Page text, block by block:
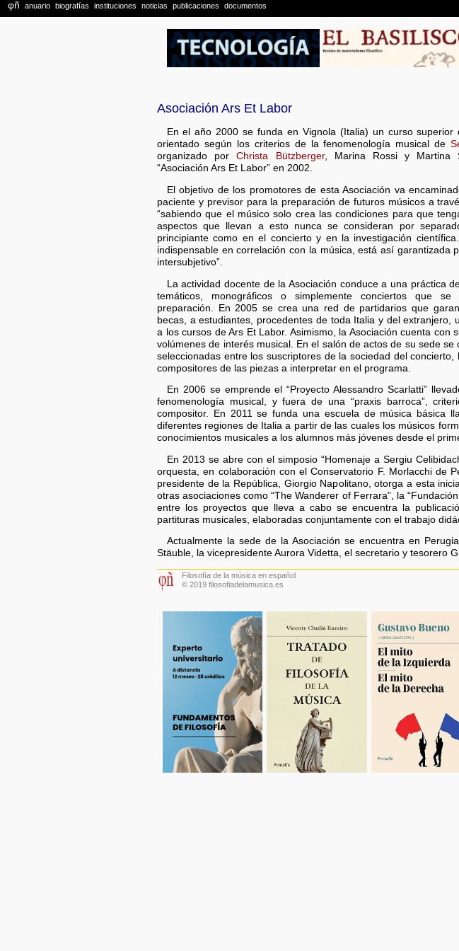
Asociación Ars Et Labor
En el año 2000 se funda en Vignola (Italia) un curso
orientado según los criterios de la fenomenología musical de
organizado porChrista Bützberger, Marina Rossi y Martina
“Asociación Ars Et Labor” en 2002.
El objetivo de los promotores de esta Asociación va
paciente y previsor para la preparación de futuros músicos a
“sabiendo que el músico solo crea las condiciones para que
aspectos que llevan a esto nunca se consideran por
principiante como en el concierto y en la investigación
indispensable en correlación con la música, está así garantizada
intersubjetivo”.
La actividad docente de la Asociación conduce a una práctica
temáticos, monográficos o simplemente conciertos que
preparación. En 2005 se crea una red de partidarios que
becas, a estudiantes, procedentes de toda Italia y del extranjero,
a los cursos de Ars Et Labor. Asimismo, la Asociación cuenta
volúmenes de interés musical. En el salón de actos de su sede
seleccionadas entre los suscriptores de la sociedad del
compositores de las piezas a interpretar en el programa.
En 2006 se emprende el “Proyecto Alessandro Scarlatti”
fenomenología musical, y fuera de una “praxis barroca”,
compositor. En 2011 se funda una escuela de música básica
diferentes regiones de Italia a partir de las cuales los músicos
conocimientos musicales a los alumnos más jóvenes desde el
En 2013 se abre con el simposio “Homenaje a Sergiu
orquesta, en colaboración con el Conservatorio F. Morlacchi de
presidente de la República, Giorgio Napolitano, otorga a esta
otras asociaciones como “The Wanderer of Ferrara”, la
entre los proyectos que lleva a cabo se encuentra la
partituras musicales, elaboradas conjuntamente con el trabajo
Actualmente la sede de la Asociación se encuentra en
Stäuble, la vicepresidente Aurora Videtta, el secretario y tesorero
Filosofía de la música en español
© 2019 filosofiadelamusica.es